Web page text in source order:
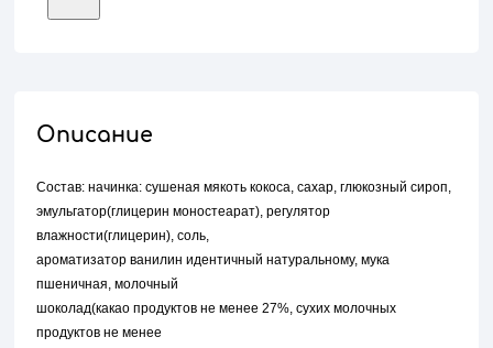
Описание
Состав: начинка: сушеная мякоть кокоса, сахар, глюкозный сироп,
эмульгатор(глицерин моностеарат), регулятор
влажности(глицерин), соль,
ароматизатор ванилин идентичный натуральному, мука
пшеничная, молочный
шоколад(какао продуктов не менее 27%, сухих молочных
продуктов не менее